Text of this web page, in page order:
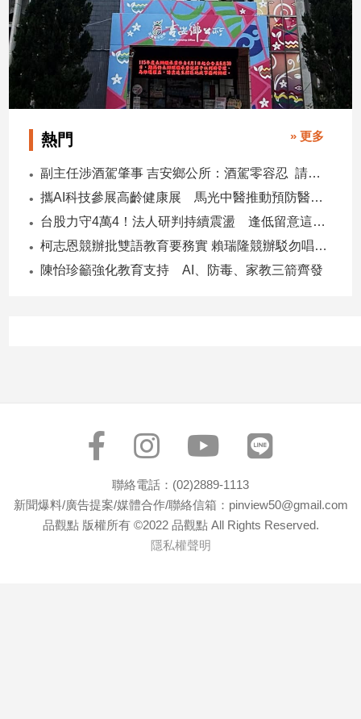
專
區
【我
觀
熱門 » 更多
副主任涉酒駕肇事 吉安鄉公所：酒駕零容忍 請辭獲准
攜AI科技參展高齡健康展 馬光中醫推動預防醫學迎接長壽新經濟
台股力守4萬4！法人研判持續震盪 逢低留意這些族群
柯志恩競辦批雙語教育要務實 賴瑞隆競辦駁勿唱衰高雄
陳怡珍籲強化教育支持 AI、防毒、家教三箭齊發
聯絡電話：(02)2889-1113
新聞爆料/廣告提案/媒體合作/聯絡信箱：pinview50@gmail.com
品觀點 版權所有 ©2022 品觀點 All Rights Reserved.
隱私權聲明